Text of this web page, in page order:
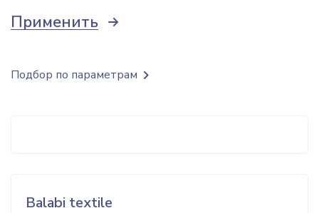
Применить
Balabi textile
Подбор по параметрам